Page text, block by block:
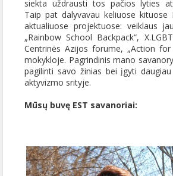
siekta uždrausti tos pačios lyties
Taip pat dalyvavau keliuose kituose
aktualiuose projektuose: veiklaus
„Rainbow School Backpack“,
Centrinės Azijos forume, „Action for
mokykloje. Pagrindinis mano
pagilinti savo žinias bei įgyti
aktyvizmo srityje.
Mūsų buvę EST savanoriai: